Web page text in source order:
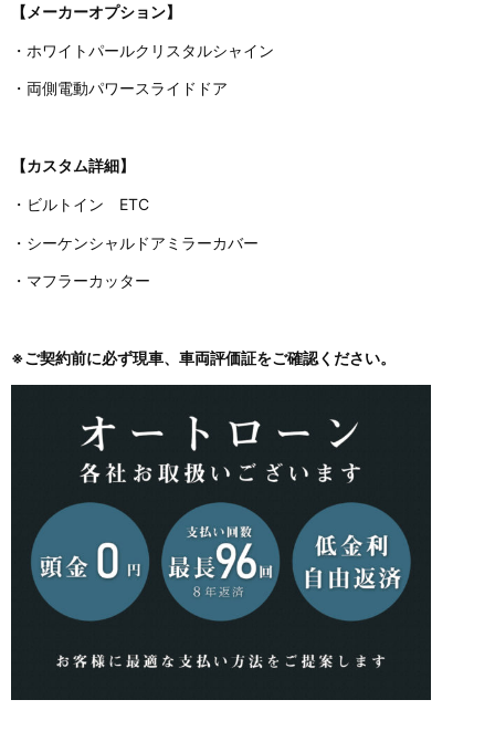
【メーカーオプション】
・ホワイトパールクリスタルシャイン
・両側電動パワースライドドア
【カスタム詳細】
・ビルトイン ETC
・シーケンシャルドアミラーカバー
・マフラーカッター
※ご契約前に必ず現車、車両評価証をご確認ください。